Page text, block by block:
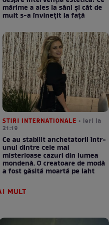
mărime a ales la sâni și cât de
mult s-a învinețit la față
STIRI INTERNATIONALE • ieri la
21:19
Ce au stabilit anchetatorii într-
unul dintre cele mai
misterioase cazuri din lumea
mondenă. O creatoare de modă
a fost găsită moartă pe iaht
MULT